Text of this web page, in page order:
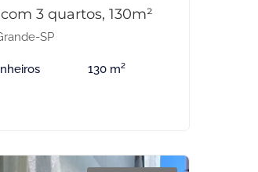
3 quartos, 130m²
SP
130 m²